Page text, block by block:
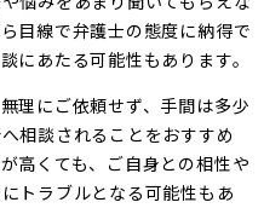
目線で弁護士の態度に納得で
にあたる可能性もあります。
理にご依頼せず、手間は多少
相談されることをおすすめ
高くても、ご自身との相性や
トラブルとなる可能性もあ